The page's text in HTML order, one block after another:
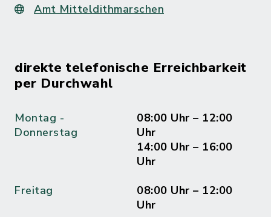
Amt Mitteldithmarschen
direkte telefonische Erreichbarkeit
per Durchwahl
Montag -
Donnerstag
08:00 Uhr – 12:00
Uhr
14:00 Uhr – 16:00
Uhr
Freitag
08:00 Uhr – 12:00
Uhr